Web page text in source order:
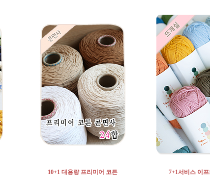
10+1 대용량 프리미어 코튼
7+1서비스 이